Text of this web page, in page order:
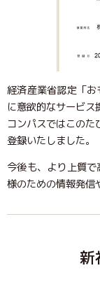
経済産業省認定「
に意欲的なサービス
コンパスではこの
登録いたしました。
今後も、より上質
様のための情報発信
新